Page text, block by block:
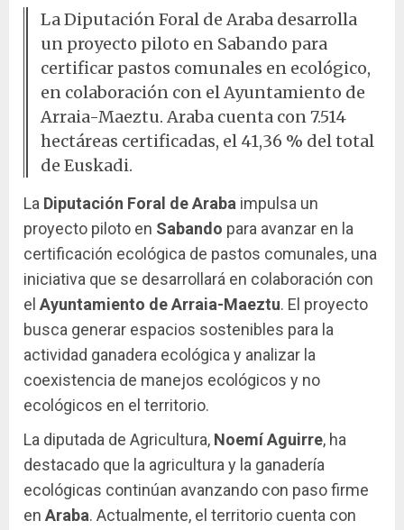
La Diputación Foral de Araba desarrolla
un proyecto piloto en Sabando para
certificar pastos comunales en ecológico,
en colaboración con el Ayuntamiento de
Arraia-Maeztu. Araba cuenta con 7.514
hectáreas certificadas, el 41,36 % del total
de Euskadi.
La Diputación Foral de Araba impulsa un
proyecto piloto en Sabando para avanzar en la
certificación ecológica de pastos comunales, una
iniciativa que se desarrollará en colaboración con
el Ayuntamiento de Arraia-Maeztu. El proyecto
busca generar espacios sostenibles para la
actividad ganadera ecológica y analizar la
coexistencia de manejos ecológicos y no
ecológicos en el territorio.
La diputada de Agricultura, Noemí Aguirre, ha
destacado que la agricultura y la ganadería
ecológicas continúan avanzando con paso firme
en Araba. Actualmente, el territorio cuenta con